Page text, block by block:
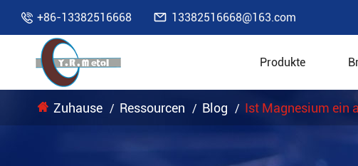
 +86-13382516668  13382516668@163.com
Produkte
Zuhause Ressourcen Blog Ist Magnesium ein